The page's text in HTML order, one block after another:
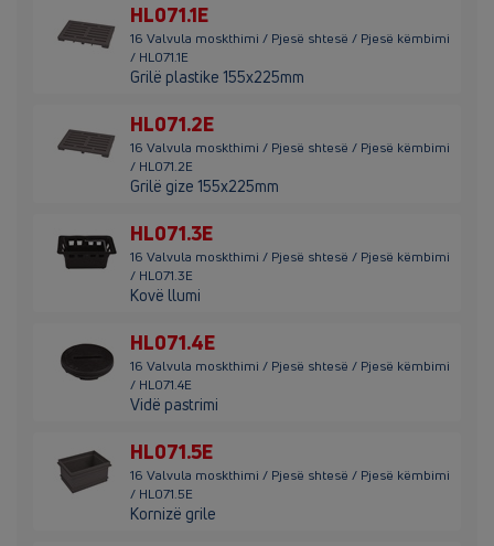
HL071.1E
16 Valvula moskthimi / Pjesë shtesë / Pjesë këmbimi
/ HL071.1E
Grilë plastike 155x225mm
HL071.2E
16 Valvula moskthimi / Pjesë shtesë / Pjesë këmbimi
/ HL071.2E
Grilë gize 155x225mm
HL071.3E
16 Valvula moskthimi / Pjesë shtesë / Pjesë këmbimi
/ HL071.3E
Kovë llumi
HL071.4E
16 Valvula moskthimi / Pjesë shtesë / Pjesë këmbimi
/ HL071.4E
Vidë pastrimi
HL071.5E
16 Valvula moskthimi / Pjesë shtesë / Pjesë këmbimi
/ HL071.5E
Kornizë grile